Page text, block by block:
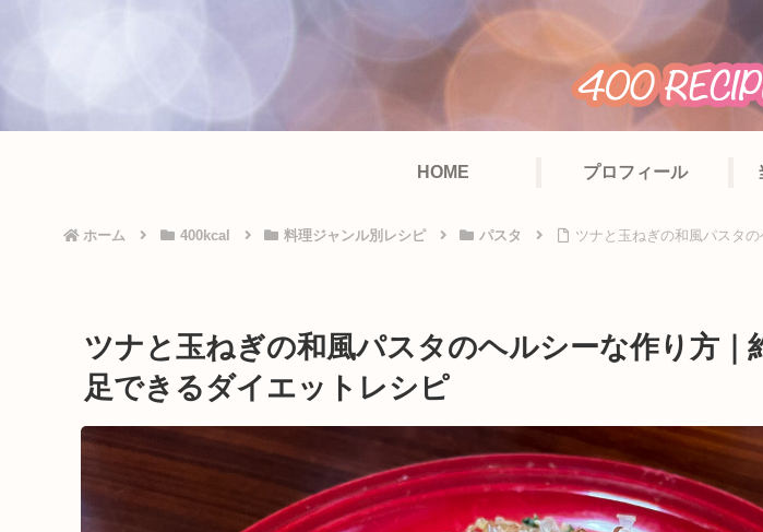
HOME プロフィール
ホーム 400kcal 料理ジャンル別レシピ パスタ ツナと玉ねぎの和風パスタ
ツナと玉ねぎの和風パスタのヘルシーな作り方｜
足できるダイエットレシピ